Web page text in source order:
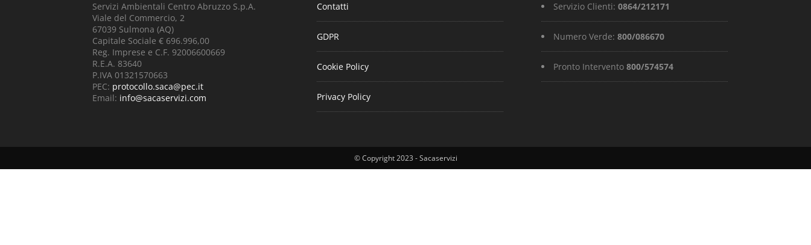
Servizi Ambientali Centro Abruzzo S.p.A.
Viale del Commercio, 2
67039 Sulmona (AQ)
Capitale Sociale € 696.996,00
Reg. Imprese e C.F. 92006600669
R.E.A. 83640
P.IVA 01321570663
PEC: protocollo.saca@pec.it
Email: info@sacaservizi.com
Contatti
GDPR
Cookie Policy
Privacy Policy
Servizio Clienti: 0864/212171
Numero Verde: 800/086670
Pronto Intervento 800/574574
© Copyright 2023 - Sacaservizi